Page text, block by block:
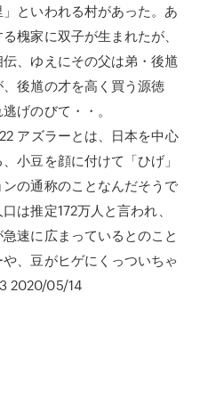
といわれる村があった。あ
槐家に双子が生まれたが、
、ゆえにその父は弟・後馗
後馗の才を高く買う源徳
げのびて・・。
アズラーとは、日本を中心
小豆を顔に付けて「ひげ」
の通称のことなんだそうで
は推定172万人と言われ、
速に広まっているとのこと
、豆がヒゲにくっついちゃ
2020/05/14